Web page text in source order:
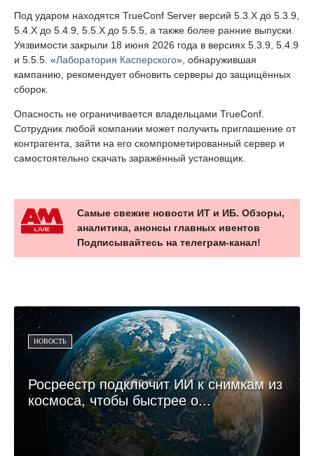
Под ударом находятся TrueConf Server версий 5.3.X до 5.3.9,
5.4.X до 5.4.9, 5.5.X до 5.5.5, а также более ранние выпуски.
Уязвимости закрыли 18 июня 2026 года в версиях 5.3.9, 5.4.9
и 5.5.5. «Лаборатория Касперского», обнаружившая
кампанию, рекомендует обновить серверы до защищённых
сборок.
Опасность не ограничивается владельцами TrueConf.
Сотрудник любой компании может получить приглашение от
контрагента, зайти на его скомпрометированный сервер и
самостоятельно скачать заражённый установщик.
Самые свежие новости ИТ и ИБ. Обзоры,
аналитика, анонсы главных ивентов
Подписывайтесь на телеграм-канал!
НОВОСТЬ
Росреестр подключит ИИ к снимкам из
космоса, чтобы быстрее о...